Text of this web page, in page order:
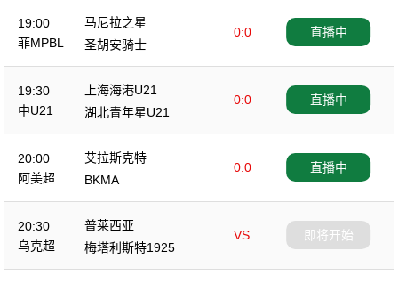
19:00
菲MPBL
马尼拉之星
0:0
圣胡安骑士
直播中
19:30
中U21
上海海港U21
0:0
湖北青年星U21
直播中
20:00
阿美超
艾拉斯克特
0:0
BKMA
直播中
20:30
乌克超
普莱西亚
VS
梅塔利斯特1925
即将开始